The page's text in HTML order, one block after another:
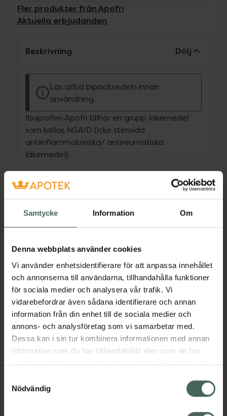
Samtycke Information Om
Denna webbplats använder cookies
Vi använder enhetsidentifierare för att anpassa innehållet
och annonserna till användarna, tillhandahålla funktioner
för sociala medier och analysera vår trafik. Vi
vidarebefordrar även sådana identifierare och annan
information från din enhet till de sociala medier och
annons- och analysföretag som vi samarbetar med.
Dessa kan i sin tur kombinera informationen med annan
information som du har tillhandahållit eller som de har
samlat in när du har använt deras tjänster. Samtycke till
återkalla ditt samtycke via webbplatsens
cookieinställningar. Ett återkallat samtycke påverkar inte
lagligheten av behandling som skett innan återkallelsen.
Nödvändig
Fler produkter från Apofri
Aktuella erbjudanden
Beskrivning Dölj
Läs alltid bipacksedeln innan
användning.
Ibuprofen Apofri tillhör en grupp läkemedel
som kallas NSAID (icke steroida
antiinflammatoriska/ antireumatiska
läkemedel).
Ibuprofen Apofri verkar smärtstillande och
febernedsättande .
Ibuprofen Apofri används vid tillfälliga lätta till
måttliga smärttillstånd, t ex huvudvärk,
menstruationssmärtor samt vid feber vid
förkylningssjukdomar.
Jämförpris 1,82 kr/st
EAN:07350041582540
Kategorier:
FeberFörkylning och feber Huvudvärk
MensvärkMuskelvärk
Packa för solsemesternResa Värk
Innehåll Visa